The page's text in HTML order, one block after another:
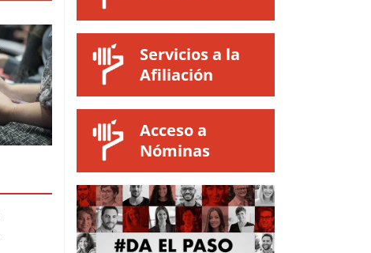
Servicios a la
Afiliación
Acceso a
Nóminas